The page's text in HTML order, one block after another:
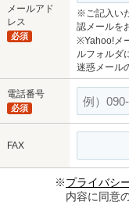
メールアド
レス
必須
※ご記入い
認メールを
※Yahoo!メ
ルフォルダ
迷惑メール
電話番号
必須
FAX
※プライバシ
内容に同意